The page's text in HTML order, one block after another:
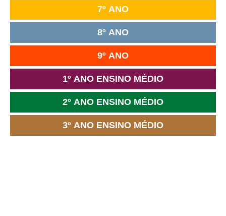
7º ANO
8º ANO
9º ANO
1º ANO ENSINO MÉDIO
2º ANO ENSINO MÉDIO
3º ANO ENSINO MÉDIO